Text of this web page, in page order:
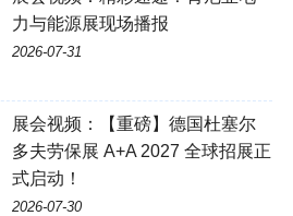
力与能源展现场播报
2026-07-31
展会视频：【重磅】德国杜塞尔
多夫劳保展 A+A 2027 全球招展正
式启动！
2026-07-30